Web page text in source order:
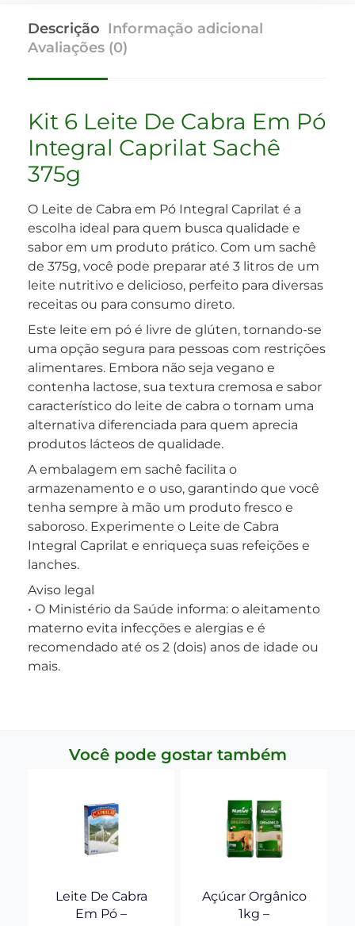
Descrição Informação adicional
Avaliações (0)
Kit 6 Leite De Cabra Em Pó
Integral Caprilat Sachê
375g
O Leite de Cabra em Pó Integral Caprilat é a
escolha ideal para quem busca qualidade e
sabor em um produto prático. Com um sachê
de 375g, você pode preparar até 3 litros de um
leite nutritivo e delicioso, perfeito para diversas
receitas ou para consumo direto.
Este leite em pó é livre de glúten, tornando-se
uma opção segura para pessoas com restrições
alimentares. Embora não seja vegano e
contenha lactose, sua textura cremosa e sabor
característico do leite de cabra o tornam uma
alternativa diferenciada para quem aprecia
produtos lácteos de qualidade.
A embalagem em sachê facilita o
armazenamento e o uso, garantindo que você
tenha sempre à mão um produto fresco e
saboroso. Experimente o Leite de Cabra
Integral Caprilat e enriqueça suas refeições e
lanches.
Aviso legal
• O Ministério da Saúde informa: o aleitamento
materno evita infecções e alergias e é
recomendado até os 2 (dois) anos de idade ou
mais.
Você pode gostar também
Leite De Cabra
Em Pó –
Açúcar Orgânico
1kg –